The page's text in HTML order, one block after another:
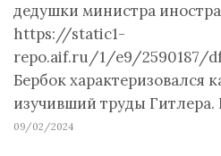
дедушки министра
https://static1-
repo.aif.ru/1/e9/2590187/
Бербок характеризовался
изучивший труды Гитлера.
09/02/2024